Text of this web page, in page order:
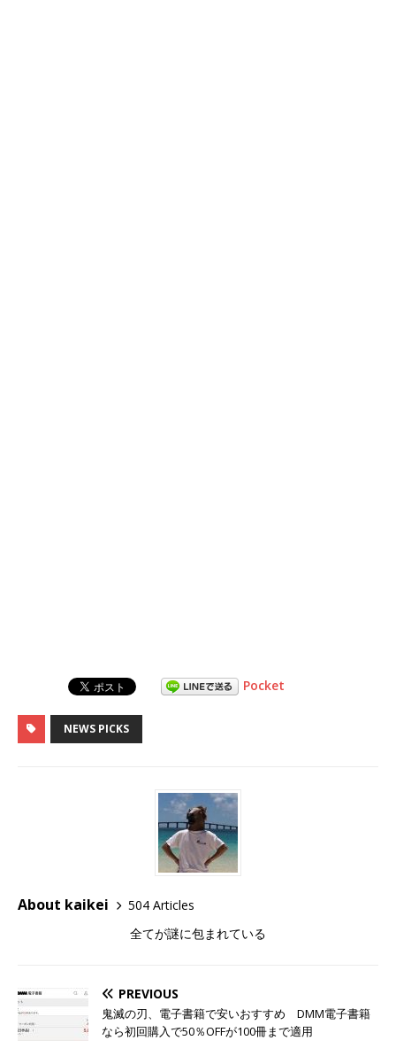
Pocket
NEWS PICKS
About kaikei
504 Articles
全てが謎に包まれている
PREVIOUS
鬼滅の刃、電子書籍で安いおすすめ DMM電子書籍
なら初回購入で50％OFFが100冊まで適用